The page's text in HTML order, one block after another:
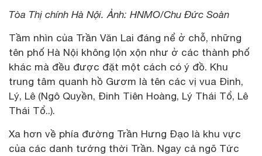
Tòa Thị chính Hà Nội. Ảnh: HNMO/Chu Đức Soàn
Tầm nhìn của Trần Văn Lai đáng nể ở chỗ, những
tên phố Hà Nội không lộn xộn như ở các thành phố
khác mà đều được đặt một cách có ý đồ. Khu
trung tâm quanh hồ Gươm là tên các vị vua Đinh,
Lý, Lê (Ngô Quyền, Đinh Tiên Hoàng, Lý Thái Tổ, Lê
Thái Tổ..).
Xa hơn về phía đường Trần Hưng Đạo là khu vực
của các danh tướng thời Trần. Ngay cả ngõ Tức